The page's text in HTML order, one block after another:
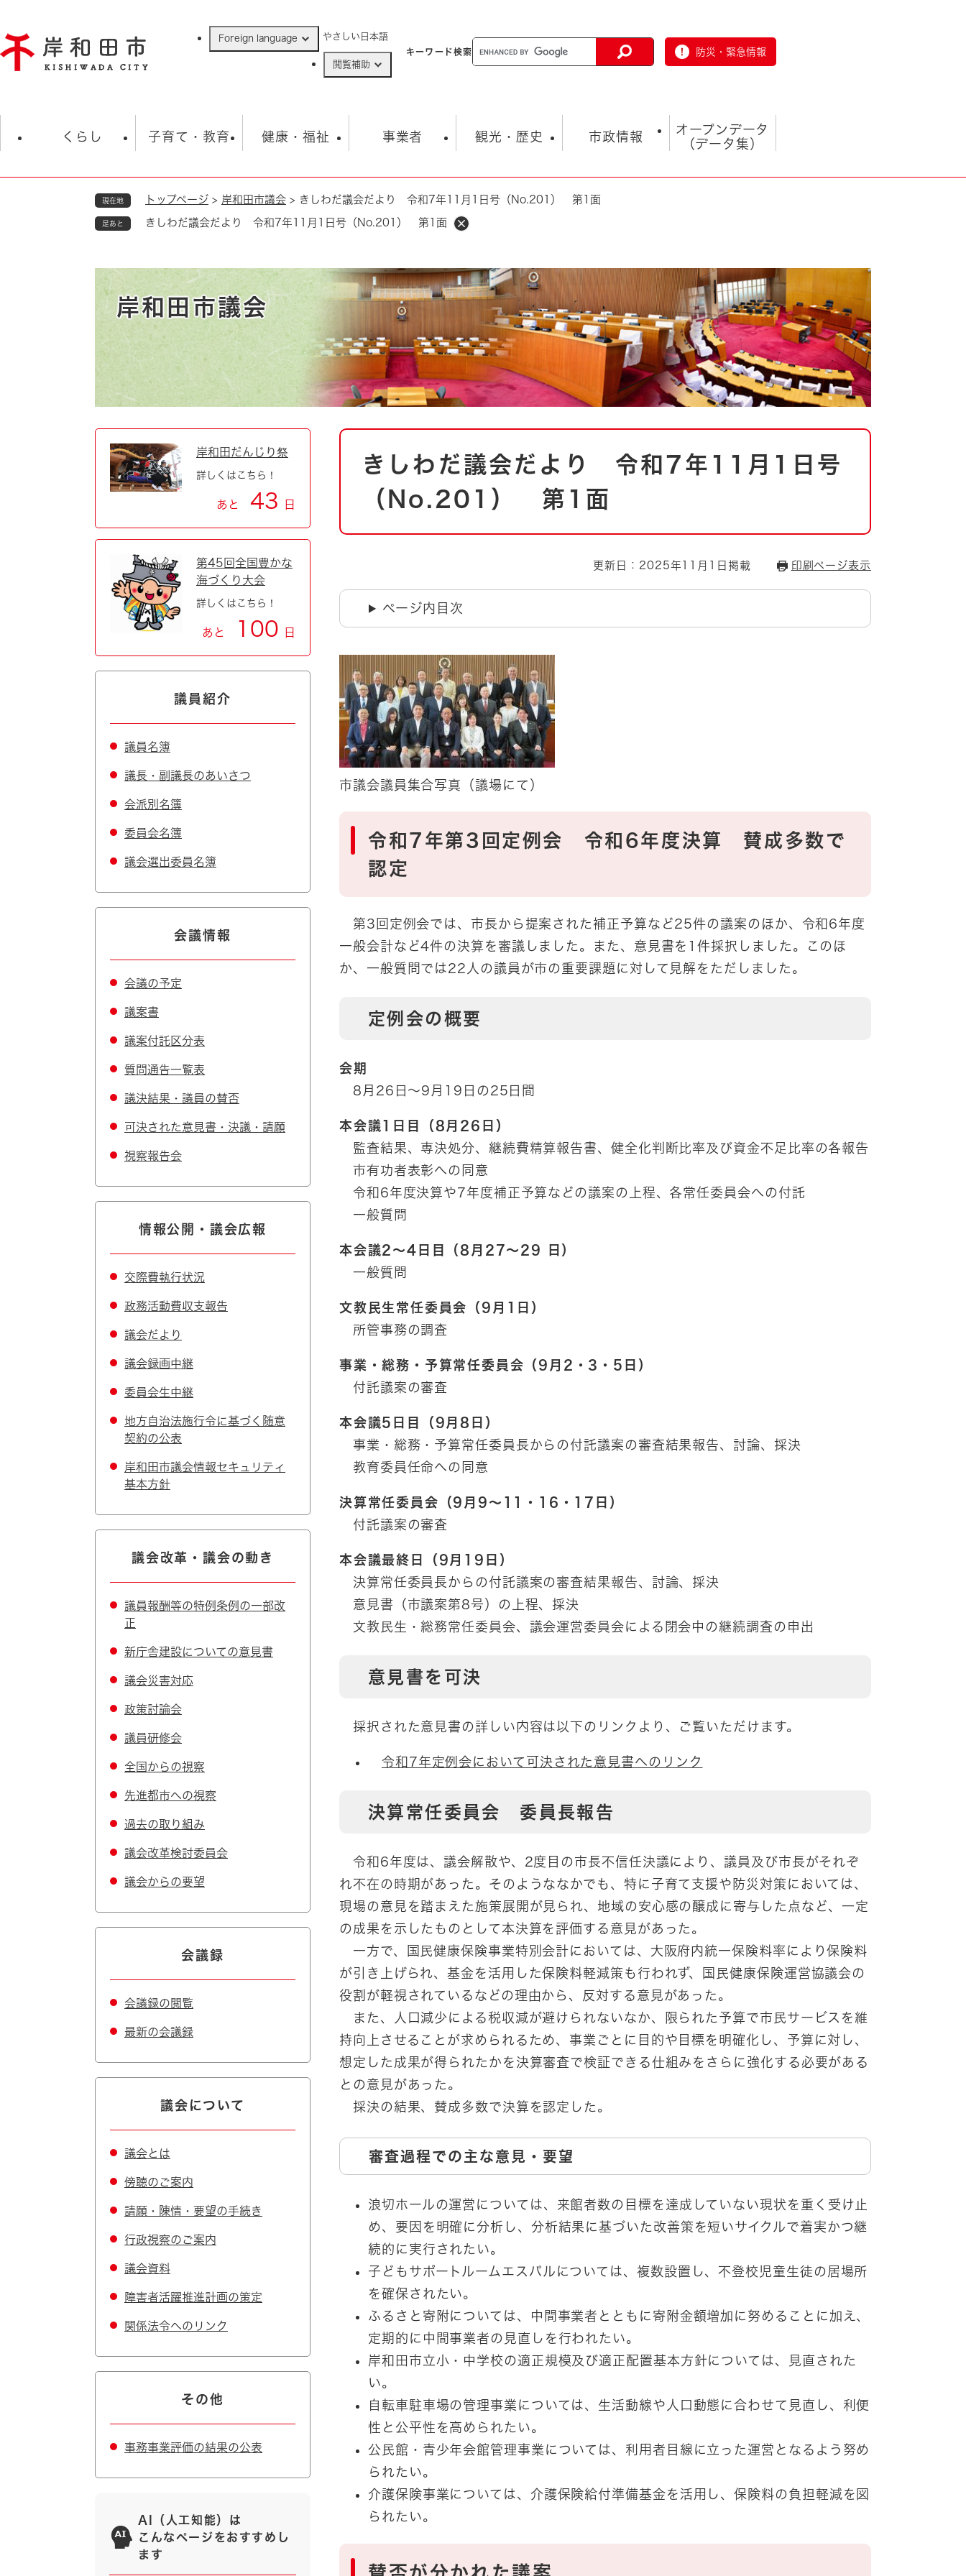
ジ
の
Foreign language やさしい日本語
閲覧補助
キーワード検索 防災・緊急情報
くらし
住民票・戸籍
ごみ・衛生・動物 救急・消防
防災・防犯 上水道・下水道
自然・環境・公園 住宅
引っ越し おくやみ
男女共同参画
地域コミュニティ・ボラン
道路・河川・交通 まちづくり
国際交流
子育て・教育
学校 子育て
健康・福祉
福祉・健康・生活 生涯学習・スポーツ
事業者
入札・契約情報 まちづくり・協働
環境 福祉・介護
とじる
観光・歴史
観光 観光スポット
とじる
市政情報
市の概要 総合計画
市政 職員採用情報
市役所・施設の案内
オープンデータ
（データ集）
オープンデータ
現在地 トップページ > 岸和田市議会 > きしわだ議会だより 令和7年11月1日号（No.201） 第1面
足あと きしわだ議会だより 令和7年11月1日号（No.201） 第1面
岸和田市議会
本
きしわだ議会だより 令和7年11月1日号
（No.201） 第1面
更新日：2025年11月1日掲載 印刷ページ表示
ページ内目次
市議会議員集合写真（議場にて）
令和7年第3回定例会 令和6年度決算 賛成多数で
認定
第3回定例会では、市長から提案された補正予算など25件の議案のほか、令和6年度
一般会計など4件の決算を審議しました。また、意見書を1件採択しました。このほ
か、一般質問では22人の議員が市の重要課題に対して見解をただしました。
定例会の概要
会期
8月26日～9月19日の25日間
本会議1日目（8月26日）
監査結果、専決処分、継続費精算報告書、健全化判断比率及び資金不足比率の各報告
市有功者表彰への同意
令和6年度決算や7年度補正予算などの議案の上程、各常任委員会への付託
一般質問
本会議2～4日目（8月27～29 日）
一般質問
文教民生常任委員会（9月1日）
所管事務の調査
事業・総務・予算常任委員会（9月2・3・5日）
付託議案の審査
本会議5日目（9月8日）
事業・総務・予算常任委員長からの付託議案の審査結果報告、討論、採決
教育委員任命への同意
決算常任委員会（9月9～11・16・17日）
付託議案の審査
本会議最終日（9月19日）
決算常任委員長からの付託議案の審査結果報告、討論、採決
意見書（市議案第8号）の上程、採決
文教民生・総務常任委員会、議会運営委員会による閉会中の継続調査の申出
意見書を可決
採択された意見書の詳しい内容は以下のリンクより、ご覧いただけます。
令和7年定例会において可決された意見書へのリンク
決算常任委員会 委員長報告
令和6年度は、議会解散や、2度目の市長不信任決議により、議員及び市長がそれぞ
れ不在の時期があった。そのようななかでも、特に子育て支援や防災対策においては、
現場の意見を踏まえた施策展開が見られ、地域の安心感の醸成に寄与した点など、一定
の成果を示したものとして本決算を評価する意見があった。
一方で、国民健康保険事業特別会計においては、大阪府内統一保険料率により保険料
が引き上げられ、基金を活用した保険料軽減策も行われず、国民健康保険運営協議会の
役割が軽視されているなどの理由から、反対する意見があった。
また、人口減少による税収減が避けられないなか、限られた予算で市民サービスを維
持向上させることが求められるため、事業ごとに目的や目標を明確化し、予算に対し、
想定した成果が得られたかを決算審査で検証できる仕組みをさらに強化する必要がある
との意見があった。
採決の結果、賛成多数で決算を認定した。
審査過程での主な意見・要望
浪切ホールの運営については、来館者数の目標を達成していない現状を重く受け止
め、要因を明確に分析し、分析結果に基づいた改善策を短いサイクルで着実かつ継
続的に実行されたい。
子どもサポートルームエスパルについては、複数設置し、不登校児童生徒の居場所
を確保されたい。
ふるさと寄附については、中間事業者とともに寄附金額増加に努めることに加え、
定期的に中間事業者の見直しを行われたい。
岸和田市立小・中学校の適正規模及び適正配置基本方針については、見直された
い。
自転車駐車場の管理事業については、生活動線や人口動態に合わせて見直し、利便
性と公平性を高められたい。
公民館・青少年会館管理事業については、利用者目線に立った運営となるよう努め
られたい。
介護保険事業については、介護保険給付準備基金を活用し、保険料の負担軽減を図
られたい。
賛否が分かれた議案
岸和田だんじり祭
詳しくはこちら！
あと 43 日
第45回全国豊かな
海づくり大会
詳しくはこちら！
あと 100 日
議員紹介
議員名簿
議長・副議長のあいさつ
会派別名簿
委員会名簿
議会選出委員名簿
会議情報
会議の予定
議案書
議案付託区分表
質問通告一覧表
議決結果・議員の賛否
可決された意見書・決議・請願
視察報告会
情報公開・議会広報
交際費執行状況
政務活動費収支報告
議会だより
議会録画中継
委員会生中継
地方自治法施行令に基づく随意
契約の公表
岸和田市議会情報セキュリティ
基本方針
議会改革・議会の動き
議員報酬等の特例条例の一部改
正
新庁舎建設についての意見書
議会災害対応
政策討論会
議員研修会
全国からの視察
先進都市への視察
過去の取り組み
議会改革検討委員会
議会からの要望
会議録
会議録の閲覧
最新の会議録
議会について
議会とは
傍聴のご案内
請願・陳情・要望の手続き
行政視察のご案内
議会資料
障害者活躍推進計画の策定
関係法令へのリンク
その他
事務事業評価の結果の公表
AI（人工知能）は
こんなページをおすすめし
ます